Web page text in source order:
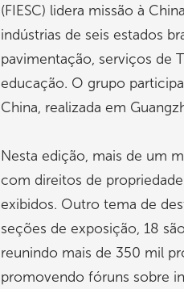
(FIESC) lidera missão à
indústrias de seis estados
pavimentação, serviços de
educação. O grupo
China, realizada em
Nesta edição, mais de um
com direitos de
exibidos. Outro tema de
seções de exposição, 18
reunindo mais de 350 mil
promovendo fóruns sobre